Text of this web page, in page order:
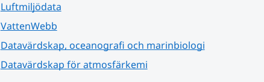
Luftmiljödata
VattenWebb
Datavärdskap, oceanografi och marinbiologi
Datavärdskap för atmosfärkemi